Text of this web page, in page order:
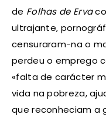
de Folhas de Erva
ultrajante,
censuraram-na o
perdeu o emprego
«falta de carácter
vida na pobreza,
que reconheciam a